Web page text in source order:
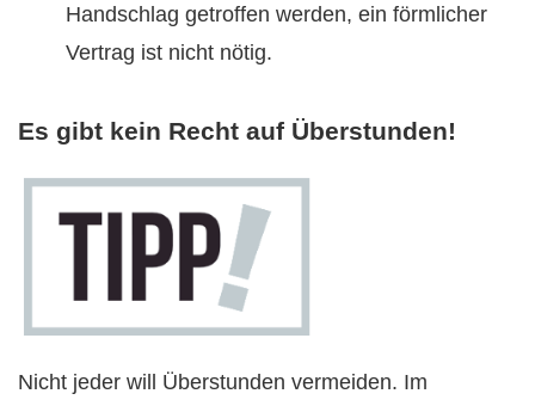
Handschlag getroffen werden, ein förmlicher
Vertrag ist nicht nötig.
Es gibt kein Recht auf Überstunden!
Nicht jeder will Überstunden vermeiden. Im